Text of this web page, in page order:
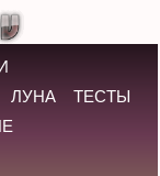
ЛУНА
ТЕСТЫ